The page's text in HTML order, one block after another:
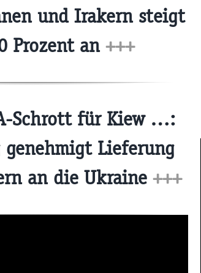
und Irakern steigt
Prozent an +++
Schrott für Kiew …:
genehmigt Lieferung
an die Ukraine +++